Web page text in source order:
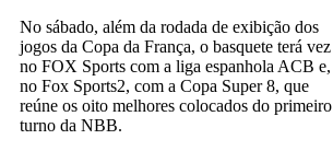
No sábado, além da rodada de exibição dos
jogos da Copa da França, o basquete terá vez
no FOX Sports com a liga espanhola ACB e,
no Fox Sports2, com a Copa Super 8, que
reúne os oito melhores colocados do primeiro
turno da NBB.